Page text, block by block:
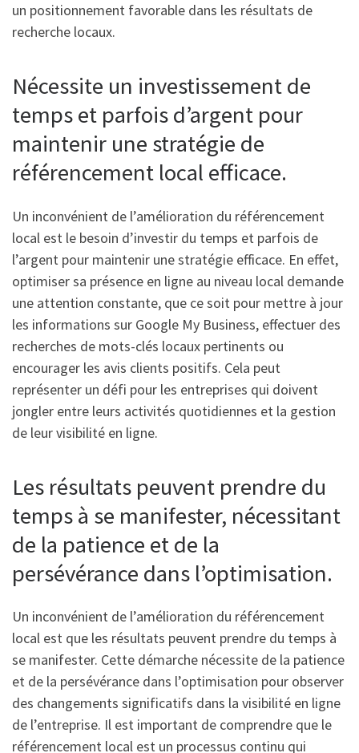
un positionnement favorable dans les résultats de
recherche locaux.
Nécessite un investissement de
temps et parfois d’argent pour
maintenir une stratégie de
référencement local efficace.
Un inconvénient de l’amélioration du référencement
local est le besoin d’investir du temps et parfois de
l’argent pour maintenir une stratégie efficace. En effet,
optimiser sa présence en ligne au niveau local demande
une attention constante, que ce soit pour mettre à jour
les informations sur Google My Business, effectuer des
recherches de mots-clés locaux pertinents ou
encourager les avis clients positifs. Cela peut
représenter un défi pour les entreprises qui doivent
jongler entre leurs activités quotidiennes et la gestion
de leur visibilité en ligne.
Les résultats peuvent prendre du
temps à se manifester, nécessitant
de la patience et de la
persévérance dans l’optimisation.
Un inconvénient de l’amélioration du référencement
local est que les résultats peuvent prendre du temps à
se manifester. Cette démarche nécessite de la patience
et de la persévérance dans l’optimisation pour observer
des changements significatifs dans la visibilité en ligne
de l’entreprise. Il est important de comprendre que le
référencement local est un processus continu qui